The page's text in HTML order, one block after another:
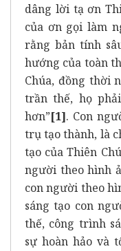
dâng lời tạ ơn
của ơn gọi làm
rằng bản tính
hướng của toàn
Chúa, đồng thời
trần thế, họ
hơn”[1]. Con
trụ tạo thành, là
tạo của Thiên
người theo hình
con người theo
sáng tạo con
thế, công trình
sự hoàn hảo và